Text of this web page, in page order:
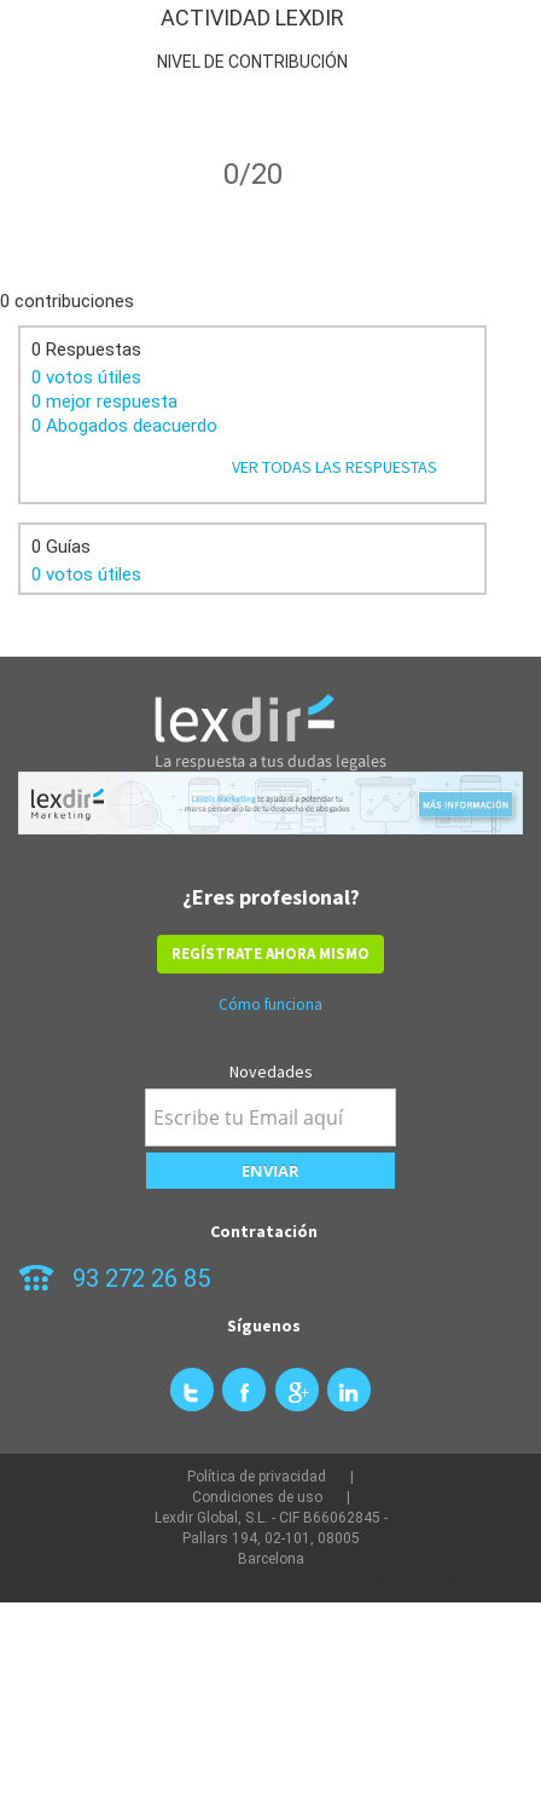
ACTIVIDAD LEXDIR
NIVEL DE CONTRIBUCIÓN
0/20
0 contribuciones
0 Respuestas
0 votos útiles
0 mejor respuesta
0 Abogados deacuerdo
VER TODAS LAS RESPUESTAS
0 Guías
0 votos útiles
¿Eres profesional?
REGÍSTRATE AHORA MISMO
Cómo funciona
Novedades
Contratación
93 272 26 85
Síguenos
Política de privacidad
Condiciones de uso
Lexdir Global, S.L. - CIF B66062845 -
Pallars 194, 02-101, 08005
Barcelona